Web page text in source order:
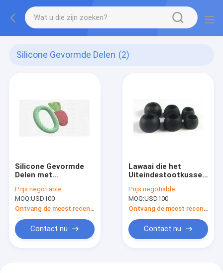
Silicone Gevormde Delen (2)
Silicone Gevormde
Delen met
Vormende het
Silicone Rubberdelen
van de
Kleurendouane
Prijs:negotiable
MOQ:USD100
Contact nu
Lawaai die het
Uiteindestootkussen
Earphone
Accessories
annuleren van het
Siliconeoor
Prijs:negotiable
MOQ:USD100
Contact nu